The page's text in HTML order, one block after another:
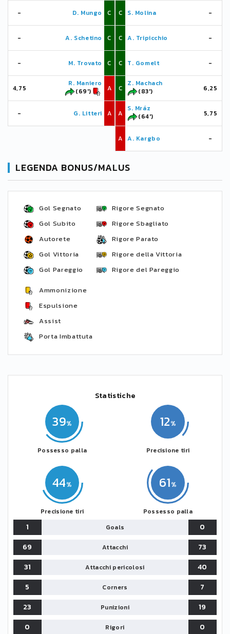
- D. Mungo C
- A. Schetino C
- M. Trovato C
4,75
R. Maniero
(69')
A
- G. Litteri A
C S. Molina -
C A. Tripicchio -
C T. Gomelt -
C
Z. Machach
(83')
6,25
A
S. Mráz
(64')
5,75
A A. Kargbo -
LEGENDA BONUS/MALUS
Gol Segnato
Gol Subito
Autorete
Gol Vittoria
Gol Pareggio
Rigore Segnato
Rigore Sbagliato
Rigore Parato
Rigore della Vittoria
Rigore del Pareggio
Ammonizione
Espulsione
Assist
Porta Imbattuta
Statistiche
39
Possesso palla
44
Precisione tiri
61
Possesso palla
12
Precisione tiri
1 Goals
0
69
Attacchi
73
31
Attacchi pericolosi
40
5
Corners
7
23
Punizioni
19
0
Rigori 0